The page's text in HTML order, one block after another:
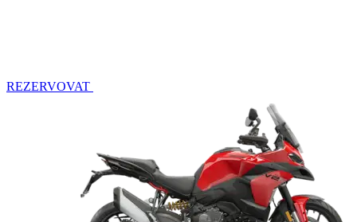
REZERVOVAT